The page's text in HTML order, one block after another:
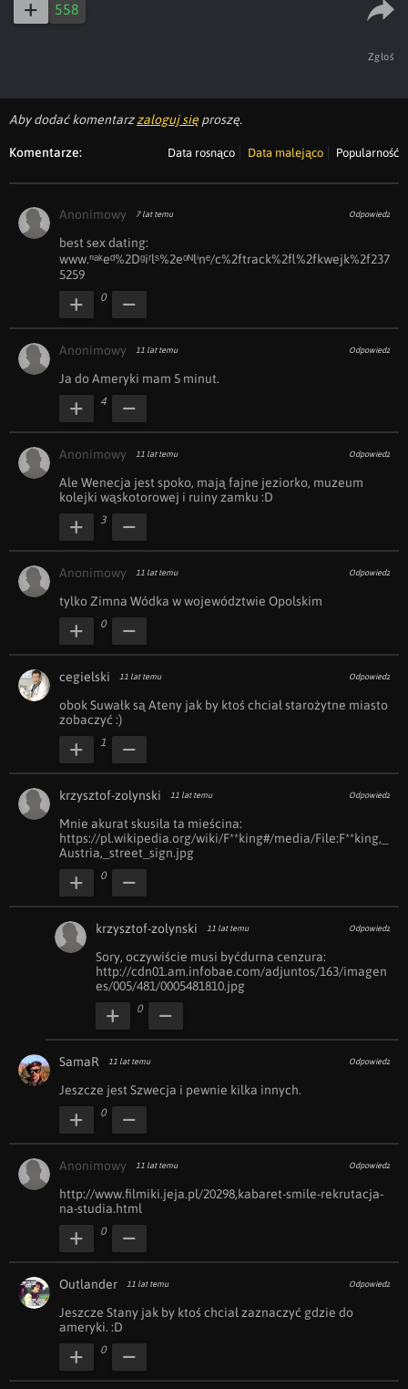
558
Zgłoś
Aby dodać komentarzzaloguj się proszę.
Komentarze: Data rosnąco Data malejąco Popularność
Anonimowy 7 lat temu Odpowiedz
b︀е︀s︀t ︀s︀е︀x︀ ︀d︀а︀t︀i︀n︀g:
www.︀ⁿ︀ᵃ︀ᵏ︀e︀ᵈ︀%2D︀ᵍ︀i︀ʳ︀l︀ˢ︀%2e︀ᵒ︀ᴺ︀l︀ⁱ︀n︀ᵉ/c%2ftrack%2fl%2f︀kwejk%2f︀237
5259
0
Anonimowy 11 lat temu Odpowiedz
Ja do Ameryki mam 5 minut.
4
Anonimowy 11 lat temu Odpowiedz
Ale Wenecja jest spoko, mają fajne jeziorko, muzeum
kolejki wąskotorowej i ruiny zamku :D
3
Anonimowy 11 lat temu Odpowiedz
tylko Zimna Wódka w województwie Opolskim
0
cegielski 11 lat temu Odpowiedz
obok Suwałk są Ateny jak by ktoś chciał starożytne miasto
zobaczyć :)
1
krzysztof-zolynski 11 lat temu Odpowiedz
Mnie akurat skusiła ta mieścina:
https://pl.wikipedia.org/wiki/F**king#/media/File:F**king,_
Austria,_street_sign.jpg
0
krzysztof-zolynski 11 lat temu Odpowiedz
Sory, oczywiście musi byćdurna cenzura:
http://cdn01.am.infobae.com/adjuntos/163/imagen
es/005/481/0005481810.jpg
0
SamaR 11 lat temu Odpowiedz
Jeszcze jest Szwecja i pewnie kilka innych.
0
Anonimowy 11 lat temu Odpowiedz
http://www.filmiki.jeja.pl/20298,kabaret-smile-rekrutacja-
na-studia.html
0
Outlander 11 lat temu Odpowiedz
Jeszcze Stany jak by ktoś chciał zaznaczyć gdzie do
ameryki. :D
0